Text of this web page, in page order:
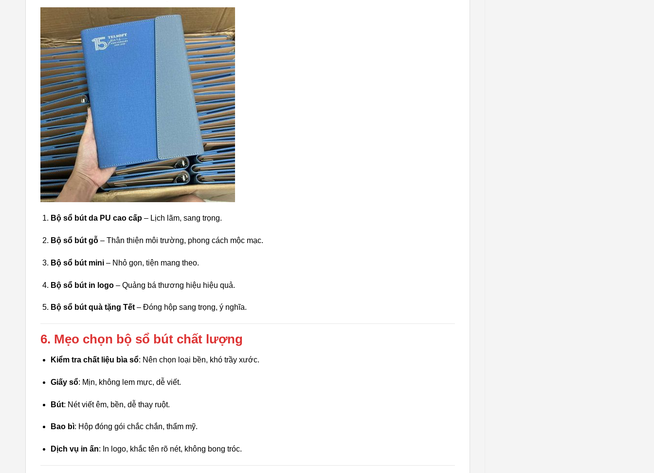
Bộ sổ bút da PU cao cấp– Lịch lãm, sang trọng.
Bộ sổ bút gỗ– Thân thiện môi trường, phong cách mộc mạc.
Bộ sổ bút mini– Nhỏ gọn, tiện mang theo.
Bộ sổ bút in logo– Quảng bá thương hiệu hiệu quả.
Bộ sổ bút quà tặng Tết– Đóng hộp sang trọng, ý nghĩa.
6. Mẹo chọn bộ sổ bút chất lượng
Kiểm tra chất liệu bìa sổ: Nên chọn loại bền, khó trầy xước.
Giấy sổ: Mịn, không lem mực, dễ viết.
Bút: Nét viết êm, bền, dễ thay ruột.
Bao bì: Hộp đóng gói chắc chắn, thẩm mỹ.
Dịch vụ in ấn: In logo, khắc tên rõ nét, không bong tróc.